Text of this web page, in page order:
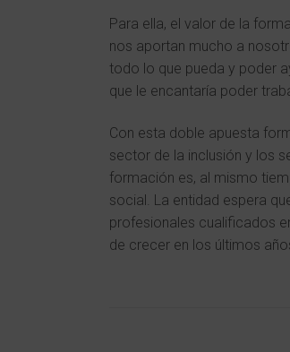
Para ella, el valor de la
nos aportan mucho a
todo lo que pueda y poder
que le encantaría poder
Con esta doble apuesta
sector de la inclusión y los
formación es, al mismo
social. La entidad espera
profesionales cualificados
de crecer en los últimos